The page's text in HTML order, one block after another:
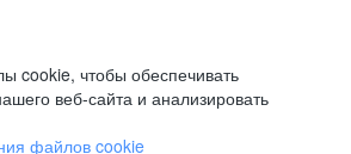
cookie, чтобы обеспечивать
веб-сайта и анализировать
файлов cookie